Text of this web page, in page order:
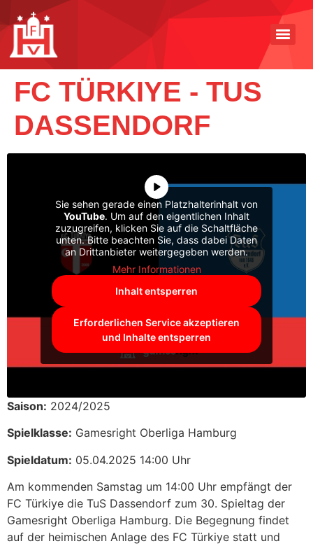
FC TÜRKIYE - TUS
DASSENDORF
Sie sehen gerade einen Platzhalterinhalt von
YouTube. Um auf den eigentlichen Inhalt
zuzugreifen, klicken Sie auf die Schaltfläche
unten. Bitte beachten Sie, dass dabei Daten
an Drittanbieter weitergegeben werden.
Mehr Informationen
Inhalt entsperren
Erforderlichen Service akzeptieren
und Inhalte entsperren
Saison: 2024/2025
Spielklasse: Gamesright Oberliga Hamburg
Spieldatum: 05.04.2025 14:00 Uhr
Am kommenden Samstag um 14:00 Uhr empfängt der
FC Türkiye die TuS Dassendorf zum 30. Spieltag der
Gamesright Oberliga Hamburg. Die Begegnung findet
auf der heimischen Anlage des FC Türkiye statt und